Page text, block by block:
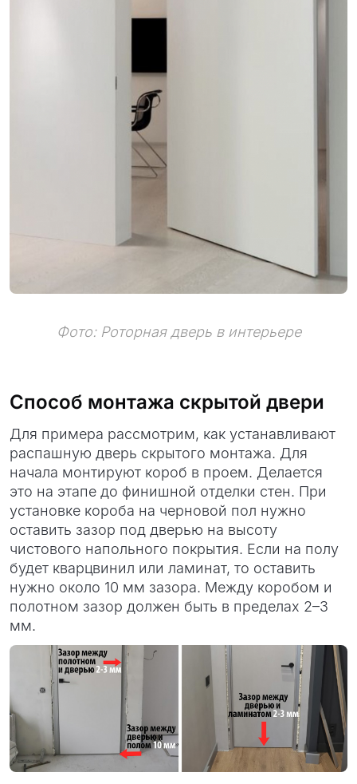
Фото: Роторная дверь в интерьере
Способ монтажа скрытой двери
Для примера рассмотрим, как устанавливают
распашную дверь скрытого монтажа. Для
начала монтируют короб в проем. Делается
это на этапе до финишной отделки стен. При
установке короба на черновой пол нужно
оставить зазор под дверью на высоту
чистового напольного покрытия. Если на полу
будет кварцвинил или ламинат, то оставить
нужно около 10 мм зазора. Между коробом и
полотном зазор должен быть в пределах 2–3
мм.